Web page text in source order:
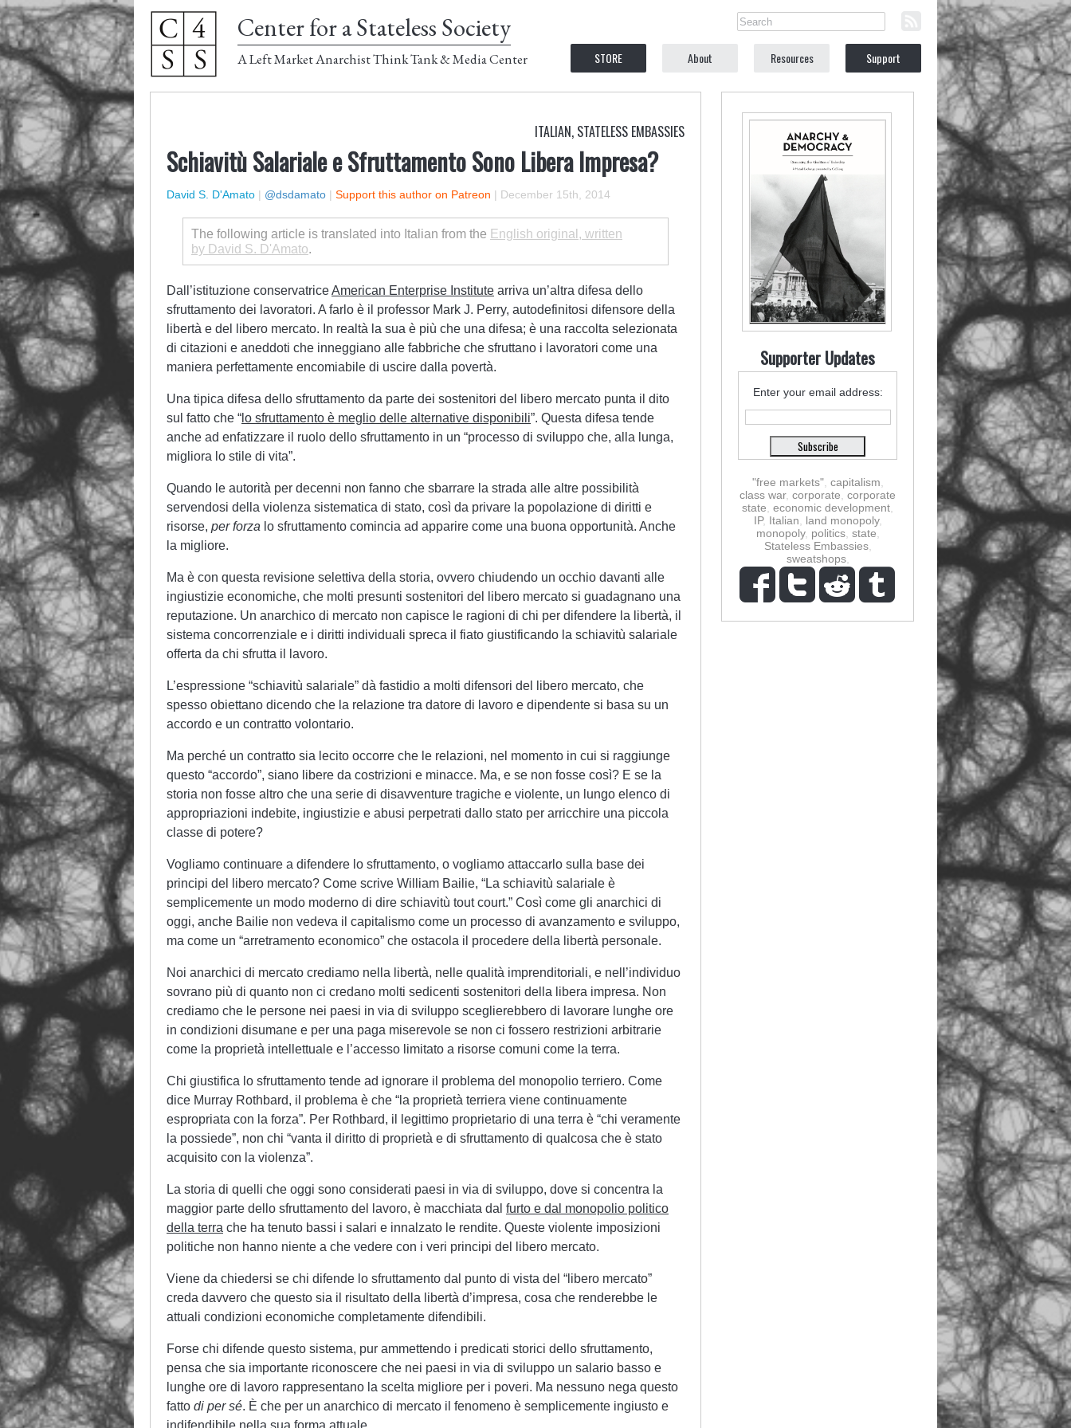
Center for a Stateless Society
A Left Market Anarchist Think Tank & Media Center STORE About Resources Support
ITALIAN, STATELESS EMBASSIES
Schiavitù Salariale e Sfruttamento Sono Libera Impresa?
David S. D'Amato | @dsdamato | Support this author on Patreon | December 15th, 2014
The following article is translated into Italian from the English original, written
by David S. D'Amato.
Dall’istituzione conservatriceAmerican Enterprise Institute arriva un’altra difesa dello
sfruttamento dei lavoratori. A farlo è il professor Mark J. Perry, autodefinitosi difensore della
libertà e del libero mercato. In realtà la sua è più che una difesa; è una raccolta selezionata
di citazioni e aneddoti che inneggiano alle fabbriche che sfruttano i lavoratori come una
maniera perfettamente encomiabile di uscire dalla povertà.
Una tipica difesa dello sfruttamento da parte dei sostenitori del libero mercato punta il dito
sul fatto che “ lo sfruttamento è meglio delle alternative disponibili”. Questa difesa tende
anche ad enfatizzare il ruolo dello sfruttamento in un “processo di sviluppo che, alla lunga,
migliora lo stile di vita”.
Quando le autorità per decenni non fanno che sbarrare la strada alle altre possibilità
servendosi della violenza sistematica di stato, così da privare la popolazione di diritti e
risorse, per forza lo sfruttamento comincia ad apparire come una buona opportunità. Anche
la migliore.
Ma è con questa revisione selettiva della storia, ovvero chiudendo un occhio davanti alle
ingiustizie economiche, che molti presunti sostenitori del libero mercato si guadagnano una
reputazione. Un anarchico di mercato non capisce le ragioni di chi per difendere la libertà, il
sistema concorrenziale e i diritti individuali spreca il fiato giustificando la schiavitù salariale
offerta da chi sfrutta il lavoro.
L’espressione “schiavitù salariale” dà fastidio a molti difensori del libero mercato, che
spesso obiettano dicendo che la relazione tra datore di lavoro e dipendente si basa su un
accordo e un contratto volontario.
Ma perché un contratto sia lecito occorre che le relazioni, nel momento in cui si raggiunge
questo “accordo”, siano libere da costrizioni e minacce. Ma, e se non fosse così? E se la
storia non fosse altro che una serie di disavventure tragiche e violente, un lungo elenco di
appropriazioni indebite, ingiustizie e abusi perpetrati dallo stato per arricchire una piccola
classe di potere?
Vogliamo continuare a difendere lo sfruttamento, o vogliamo attaccarlo sulla base dei
principi del libero mercato? Come scrive William Bailie, “La schiavitù salariale è
semplicemente un modo moderno di dire schiavitù tout court.” Così come gli anarchici di
oggi, anche Bailie non vedeva il capitalismo come un processo di avanzamento e sviluppo,
ma come un “arretramento economico” che ostacola il procedere della libertà personale.
Noi anarchici di mercato crediamo nella libertà, nelle qualità imprenditoriali, e nell’individuo
sovrano più di quanto non ci credano molti sedicenti sostenitori della libera impresa. Non
crediamo che le persone nei paesi in via di sviluppo sceglierebbero di lavorare lunghe ore
in condizioni disumane e per una paga miserevole se non ci fossero restrizioni arbitrarie
come la proprietà intellettuale e l’accesso limitato a risorse comuni come la terra.
Chi giustifica lo sfruttamento tende ad ignorare il problema del monopolio terriero. Come
dice Murray Rothbard, il problema è che “la proprietà terriera viene continuamente
espropriata con la forza”. Per Rothbard, il legittimo proprietario di una terra è “chi veramente
la possiede”, non chi “vanta il diritto di proprietà e di sfruttamento di qualcosa che è stato
acquisito con la violenza”.
La storia di quelli che oggi sono considerati paesi in via di sviluppo, dove si concentra la
maggior parte dello sfruttamento del lavoro, è macchiata dal furto e dal monopolio politico
della terra che ha tenuto bassi i salari e innalzato le rendite. Queste violente imposizioni
politiche non hanno niente a che vedere con i veri principi del libero mercato.
Viene da chiedersi se chi difende lo sfruttamento dal punto di vista del “libero mercato”
creda davvero che questo sia il risultato della libertà d’impresa, cosa che renderebbe le
attuali condizioni economiche completamente difendibili.
Forse chi difende questo sistema, pur ammettendo i predicati storici dello sfruttamento,
pensa che sia importante riconoscere che nei paesi in via di sviluppo un salario basso e
lunghe ore di lavoro rappresentano la scelta migliore per i poveri. Ma nessuno nega questo
fatto di per sé. È che per un anarchico di mercato il fenomeno è semplicemente ingiusto e
indifendibile nella sua forma attuale.
Supporter Updates
Enter your email address:
"free markets", capitalism
class war, corporate corporate
state economic development
IP, Italian land monopoly,
monopoly, politics, state
Stateless Embassies,
sweatshops,